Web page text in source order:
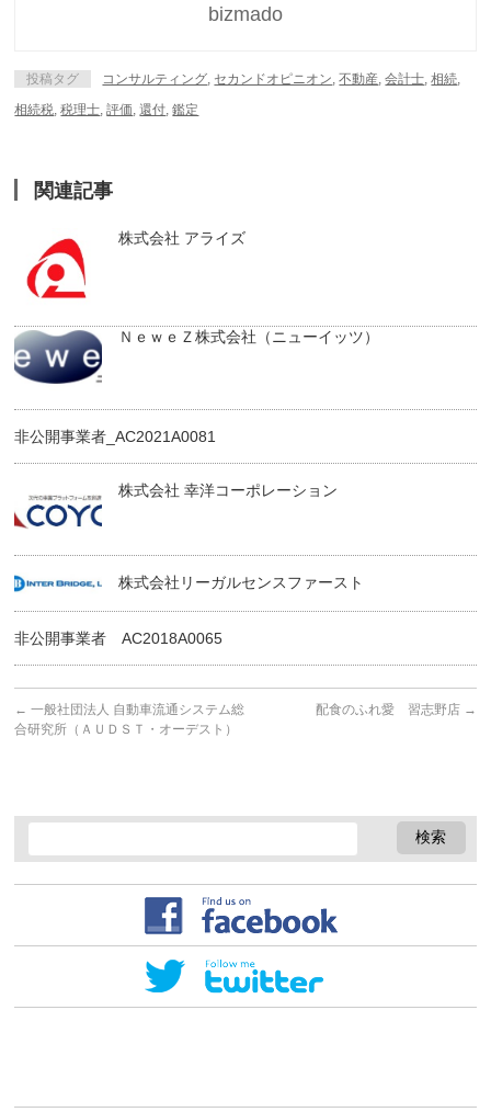
bizmado
投稿タグ コンサルティング, セカンドオピニオン,不動産,会計士,相続,
相続税,税理士,評価,還付,鑑定
関連記事
株式会社 アライズ
ＮｅｗｅＺ株式会社（ニューイッツ）
非公開事業者_AC2021A0081
株式会社 幸洋コーポレーション
株式会社リーガルセンスファースト
非公開事業者 AC2018A0065
← 一般社団法人 自動車流通システム総
合研究所（ＡＵＤＳＴ・オーデスト）
配食のふれ愛 習志野店 →